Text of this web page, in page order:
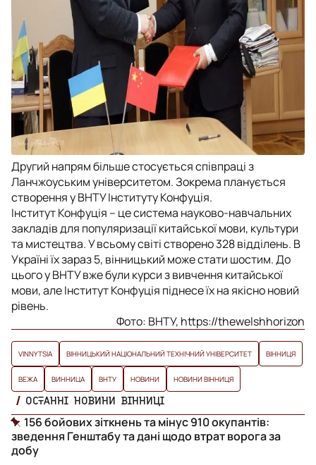
Другий напрям більше стосується співпраці з
Ланчжоуським університетом. Зокрема планується
створення у ВНТУ Інституту Конфуція.
Інститут Конфуція – цесистема науково-навчальних
закладів для популяризації китайської мови, культури
та мистецтва. У всьому світі створено 328 відділень. В
Україні їх зараз 5, вінницький може стати шостим. До
цього у ВНТУ вже були курси з вивчення китайської
мови, але Інститут Конфуція піднесе їх на якісно новий
рівень.
Фото: ВНТУ, https://thewelshhorizon
VINNYTSIA ВІННИЦЬКИЙ НАЦІОНАЛЬНИЙ ТЕХНІЧНИЙ УНІВЕРСИТЕТ ВІННИЦЯ
ВЕЖА ВИННИЦА ВНТУ НОВИНИ НОВИНИ ВІННИЦЯ
ОСТАННІ НОВИНИ ВІННИЦІ
156 бойових зіткнень та мінус 910 окупантів:
зведення Генштабу та дані щодо втрат ворога за
добу